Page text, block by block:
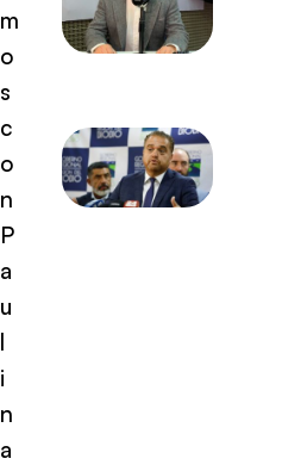
m
o
s
c
o
n
P
a
u
l
i
n
a